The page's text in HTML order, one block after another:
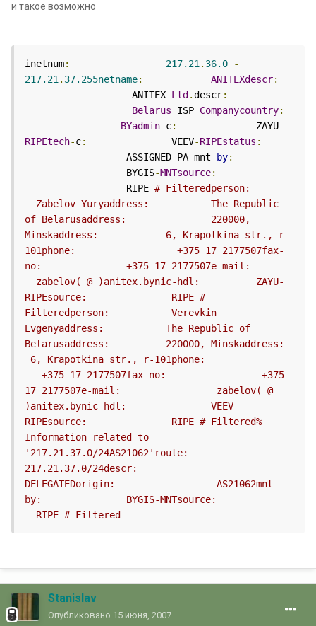
и такое возможно
inetnum: 217.21 . 36.0
-
217.21 . 37.255netname: ANITEXdescr:
		   ANITEX
Ltd .descr:
Belarus ISP Companycountry:
BYadmin-c:
		 ZAYU
-
RIPEtech-c:
		  VEEV
-RIPEstatus :
		  ASSIGNED PA mnt
- by:
		  BYGIS
-MNTsource:
		  RIPE
# Filteredperson:
  Zabelov Yuryaddress:		 The Republic
of Belarusaddress:		 220000,
Minskaddress:		 6, Krapotkina str., r-
101phone:		   +375 17 2177507fax-
no:		  +375 17 2177507e-mail:
  zabelov( @ )anitex.bynic-hdl:		 ZAYU-
RIPEsource:		  RIPE #
Filteredperson:		  Verevkin
Evgenyaddress:		 The Republic of
Belarusaddress:		 220000, Minskaddress:
6, Krapotkina str., r-101phone:
   +375 17 2177507fax-no:		  +375
17 2177507e-mail:		  zabelov( @
)anitex.bynic-hdl:		 VEEV-
RIPEsource:		  RIPE # Filtered%
Information related to
'217.21.37.0/24AS21062'route:
217.21.37.0/24descr:
DELEGATEDorigin:		  AS21062mnt-
by:		  BYGIS-MNTsource:
  RIPE # Filtered
Stanislav
Опубликовано 15 июня, 2007